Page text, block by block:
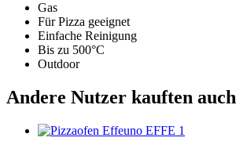
Gas
Für Pizza geeignet
Einfache Reinigung
Bis zu 500°C
Outdoor
Andere Nutzer kauften auch